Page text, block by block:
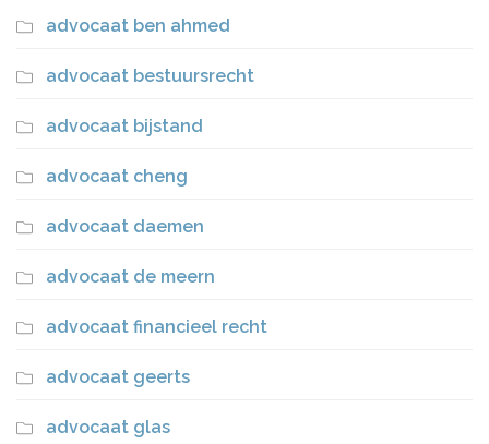
advocaat ben ahmed
advocaat bestuursrecht
advocaat bijstand
advocaat cheng
advocaat daemen
advocaat de meern
advocaat financieel recht
advocaat geerts
advocaat glas